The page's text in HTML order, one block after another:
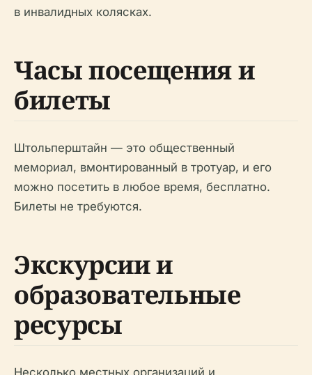
в инвалидных колясках.
Часы посещения и
билеты
Штольперштайн — это общественный
мемориал, вмонтированный в тротуар, и его
можно посетить в любое время, бесплатно.
Билеты не требуются.
Экскурсии и
образовательные
ресурсы
Несколько местных организаций и